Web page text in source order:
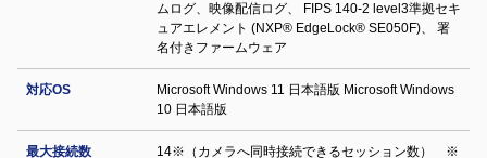
ムログ、映像配信ログ、 FIPS 140-2 level3準拠セキ
ュアエレメント (NXP® EdgeLock® SE050F)、 署
名付きファームウェア
対応OS
Microsoft Windows 11 日本語版 Microsoft Windows
10 日本語版
最大接続数
14※（カメラへ同時接続できるセッション数） ※